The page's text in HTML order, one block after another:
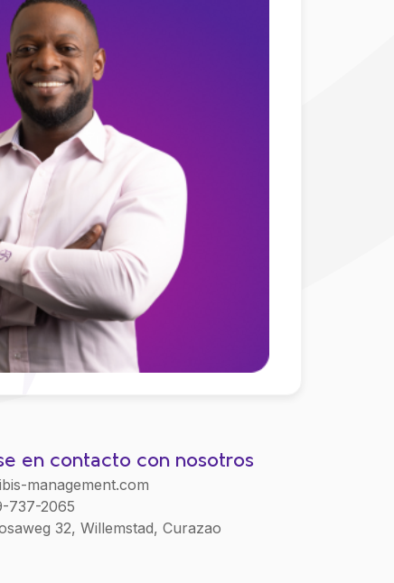
en contacto con nosotros
management.com
737-2065
32, Willemstad, Curazao